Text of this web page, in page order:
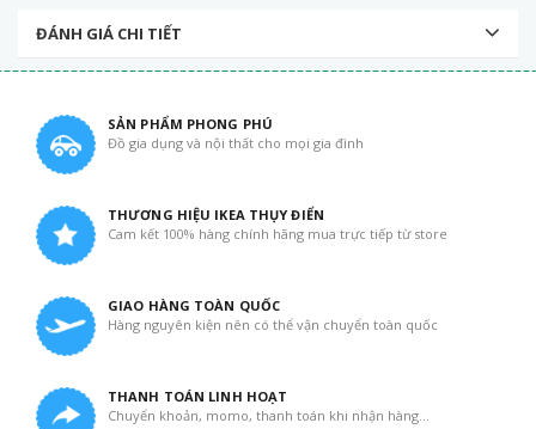
ĐÁNH GIÁ CHI TIẾT
SẢN PHẨM PHONG PHÚ
Đồ gia dụng và nội thất cho mọi gia đình
THƯƠNG HIỆU IKEA THỤY ĐIỂN
Cam kết 100% hàng chính hãng mua trực tiếp từ store
GIAO HÀNG TOÀN QUỐC
Hàng nguyên kiện nên có thể vận chuyển toàn quốc
THANH TOÁN LINH HOẠT
Chuyển khoản, momo, thanh toán khi nhận hàng...